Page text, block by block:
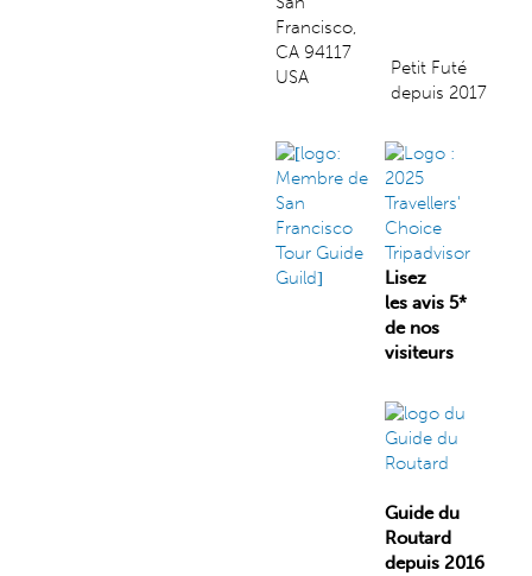
Francisco,
CA 94117
USA
Petit Futé
depuis 2017
Lisez
les avis 5*
de nos
visiteurs
Guide du
Routard
depuis 2016